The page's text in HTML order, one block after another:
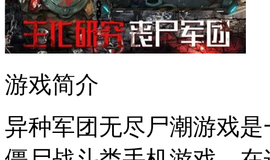
游戏简介
异种军团无尽尸潮游戏